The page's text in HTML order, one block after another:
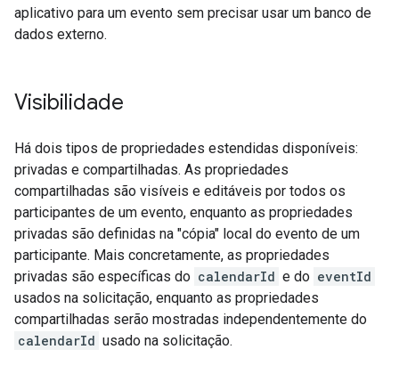
aplicativo para um evento sem precisar usar um banco de
dados externo.
Visibilidade
Há dois tipos de propriedades estendidas disponíveis:
privadas e compartilhadas. As propriedades
compartilhadas são visíveis e editáveis por todos os
participantes de um evento, enquanto as propriedades
privadas são definidas na "cópia" local do evento de um
participante. Mais concretamente, as propriedades
privadas são específicas do calendarId e do eventId
usados na solicitação, enquanto as propriedades
compartilhadas serão mostradas independentemente do
calendarId usado na solicitação.